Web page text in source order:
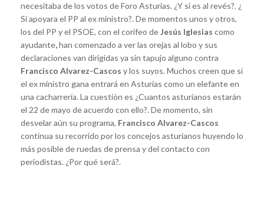
necesitaba de los votos de Foro Asturias. ¿Y si es al revés?. ¿
Si apoyara el PP al ex ministro?. De momentos unos y otros,
los del PP y el PSOE, con el corifeo deJesús Iglesias como
ayudante,han comenzado a ver las orejas al lobo y sus
declaraciones van dirigidas ya sin tapujo alguno contra
Francisco Alvarez-Cascos y los suyos. Muchos creen que si
el ex ministro gana entrará en Asturias como un elefante en
una cacharrería. La cuestión es ¿Cuantos asturianos estarán
el 22 de mayo de acuerdo con ello?. De momento, sin
desvelar aún su programa, Francisco Alvarez-Cascos
continua su recorrido por los concejos asturianos huyendo lo
más posible de ruedas de prensa y del contacto con
periodistas. ¿Por qué será?.